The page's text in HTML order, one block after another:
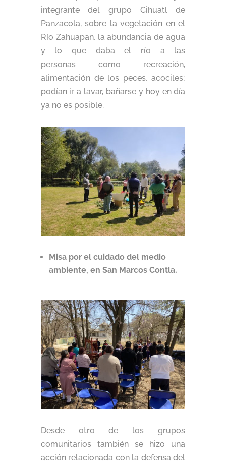
integrante del grupo Cihuatl de
Panzacola, sobre la vegetación en el
Río Zahuapan, la abundancia de agua
y lo que daba el río a las
personas como recreación,
alimentación de los peces, acociles;
podían ir a lavar, bañarse y hoy en día
ya no es posible.
Misa por el cuidado del medio
ambiente, en San Marcos Contla.
Desde otro de los grupos
comunitarios también se hizo una
acción relacionada con la defensa del